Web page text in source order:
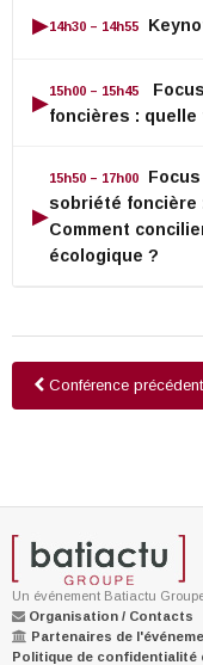
▶14h30 – 14h55
▶15h00 – 15h45
foncières :
▶
15h50 – 17h00
sobriété foncière
Comment
écologique ?
Conférence
Un événement Batiactu
Organisation / Contacts
Partenaires de
Politique de confidentialité